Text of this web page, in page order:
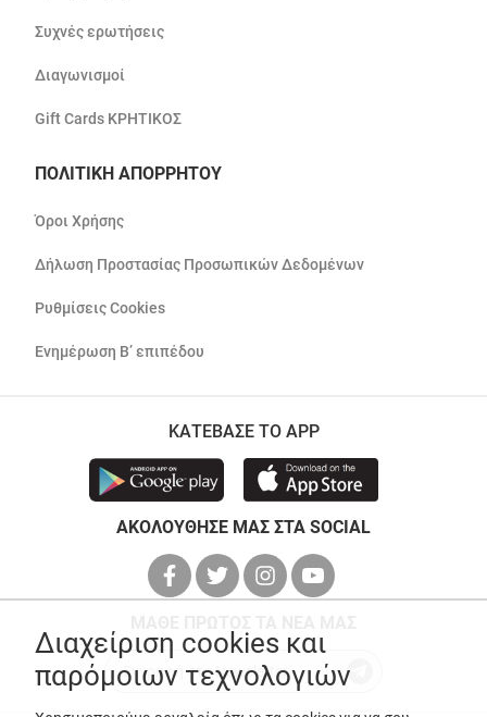
Συχνές ερωτήσεις
Διαγωνισμοί
Gift Cards ΚΡΗΤΙΚΟΣ
ΠΟΛΙΤΙΚΗ ΑΠΟΡΡΗΤΟΥ
Όροι Χρήσης
Δήλωση Προστασίας Προσωπικών Δεδομένων
Ρυθμίσεις Cookies
Ενημέρωση Β’ επιπέδου
ΚΑΤΕΒΑΣΕ ΤΟ APP
ΑΚΟΛΟΥΘΗΣΕ ΜΑΣ ΣΤΑ SOCIAL
Διαχείριση cookies και
παρόμοιων τεχνολογιών